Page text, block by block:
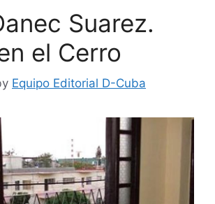
Suarez.
el Cerro
Equipo Editorial D-Cuba